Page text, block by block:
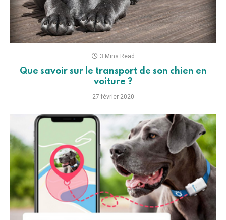
3 Mins Read
Que savoir sur le transport de son chien en
voiture ?
27 février 2020